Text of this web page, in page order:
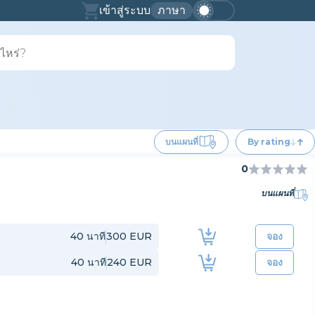
เข้าสู่ระบบ ภาษา
บนแผนที่ By rating
บนแผนที่
40 นาที300 EUR จอง
40 นาที240 EUR จอง
0